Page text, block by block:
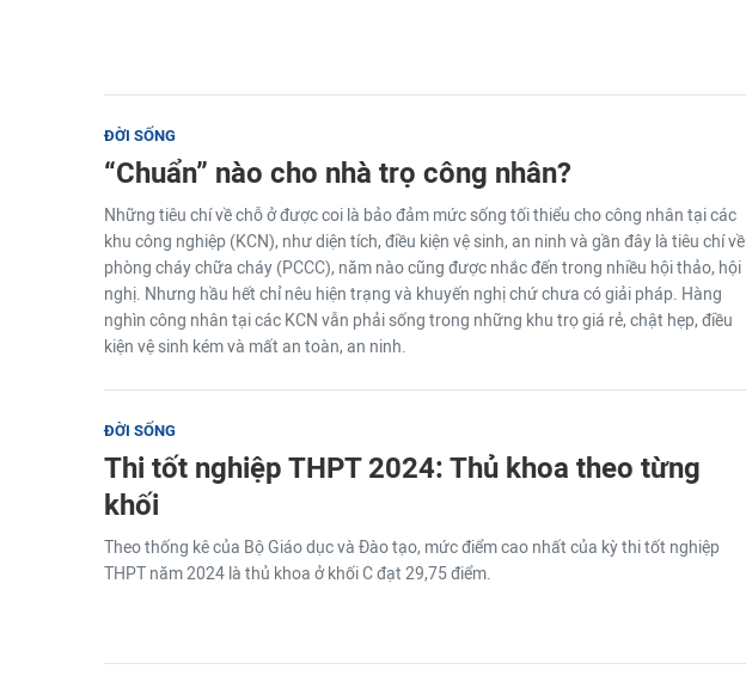
ĐỜI SỐNG
“Chuẩn” nào cho nhà trọ công nhân?
Những tiêu chí về chỗ ở được coi là bảo đảm mức sống tối thiểu cho công nhân tại các
khu công nghiệp (KCN), như diện tích, điều kiện vệ sinh, an ninh và gần đây là tiêu chí về
phòng cháy chữa cháy (PCCC), năm nào cũng được nhắc đến trong nhiều hội thảo, hội
nghị. Nhưng hầu hết chỉ nêu hiện trạng và khuyến nghị chứ chưa có giải pháp. Hàng
nghìn công nhân tại các KCN vẫn phải sống trong những khu trọ giá rẻ, chật hẹp, điều
kiện vệ sinh kém và mất an toàn, an ninh.
ĐỜI SỐNG
Thi tốt nghiệp THPT 2024: Thủ khoa theo từng
khối
Theo thống kê của Bộ Giáo dục và Đào tạo, mức điểm cao nhất của kỳ thi tốt nghiệp
THPT năm 2024 là thủ khoa ở khối C đạt 29,75 điểm.